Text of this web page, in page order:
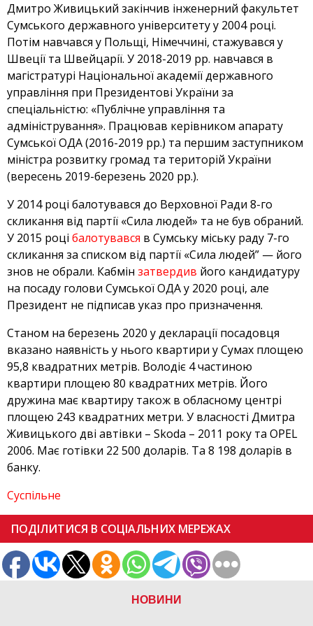
НОВИНИ
Дмитро Живицький закінчив інженерний факультет
Сумського державного університету у 2004 році.
Потім навчався у Польщі, Німеччині, стажувався у
Швеції та Швейцарії. У 2018-2019 рр. навчався в
магістратурі Національної академії державного
управління при Президентові України за
спеціальністю: «Публічне управління та
адміністрування». Працював керівником апарату
Сумської ОДА (2016-2019 рр.) та першим заступником
міністра розвитку громад та територій України
(вересень 2019-березень 2020 рр.).
У 2014 році балотувався до Верховної Ради 8-го
скликання від партії «Сила людей» та не був обраний.
У 2015 році балотувався в Сумську міську раду 7-го
скликання за списком від партії «Сила людей” — його
знов не обрали. Кабмін затвердив його кандидатуру
на посаду голови Сумської ОДА у 2020 році, але
Президент не підписав указ про призначення.
Станом на березень 2020 у декларації посадовця
вказано наявність у нього квартири у Сумах площею
95,8 квадратних метрів. Володіє 4 частиною
квартири площею 80 квадратних метрів. Його
дружина має квартиру також в обласному центрі
площею 243 квадратних метри. У власності Дмитра
Живицького дві автівки – Skoda – 2011 року та OPEL
2006. Має готівки 22 500 доларів. Та 8 198 доларів в
банку.
Суспільне
ПОДІЛИТИСЯ В СОЦІАЛЬНИХ МЕРЕЖАХ